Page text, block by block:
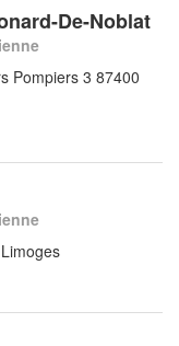
De-Noblat
Pompiers 3 87400